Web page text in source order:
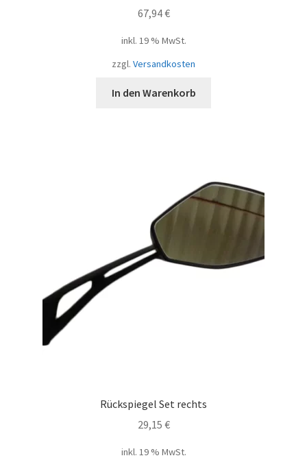
67,94€
inkl. 19 % MwSt.
zzgl. Versandkosten
In den Warenkorb
Rückspiegel Set rechts
29,15 €
inkl. 19 % MwSt.